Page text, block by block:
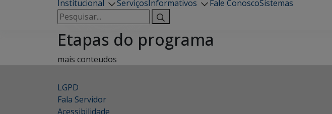
Institucional ServiçosInformativos Fale ConoscoSistemas
Pesquisar
por:
Etapas do programa
mais conteudos
LGPD
Fala Servidor
Acessibilidade